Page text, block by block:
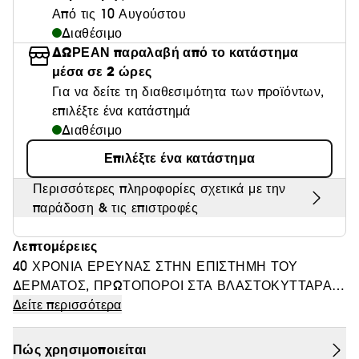
Θαμπάδα
Από τις 10 Αυγούστου
Διαθέσιμο
ΔΩΡΕΑΝ παραλαβή από το κατάστημα
μέσα σε 2 ώρες
Για να δείτε τη διαθεσιμότητα των προϊόντων,
επιλέξτε ένα κατάστημά
Διαθέσιμο
Επιλέξτε ένα κατάστημα
Περισσότερες πληροφορίες σχετικά με την
παράδοση & τις επιστροφές
Λεπτομέρειες
40 ΧΡΟΝΙΑ ΕΡΕΥΝΑΣ ΣΤΗΝ ΕΠΙΣΤΗΜΗ ΤΟΥ
ΔΕΡΜΑΤΟΣ, ΠΡΩΤΟΠΟΡΟΙ ΣΤΑ ΒΛΑΣΤΟΚΥΤΤΑΡΑ
Εμπνευσμένη από την αναγεννητική ιατρική, η Dior
Capture αναβάθμισε την εμβληματική κρέμα ημέρας
Δείτε περισσότερα
Πώς χρησιμοποιείται